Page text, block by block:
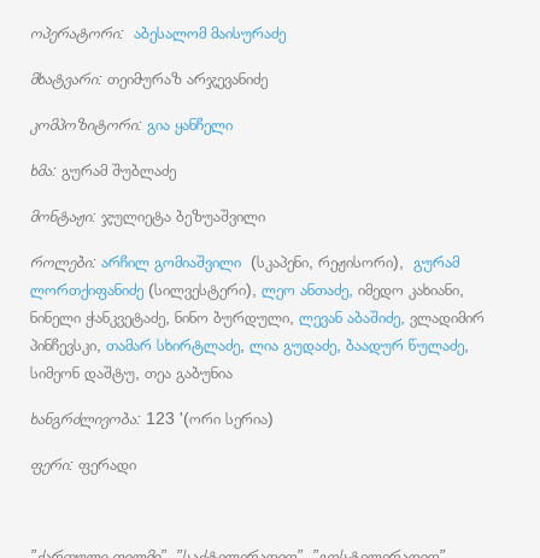
ოპერატორი: აბესალომ მაისურაძე
მხატვარი: თეიმურაზ არჯევანიძე
კომპოზიტორი: გია ყანჩელი
ხმა: გურამ შუბლაძე
მონტაჟი: ჯულიეტა ბეზუაშვილი
როლები: არჩილ გომიაშვილი (სკაპენი, რეჟისორი), გურამ
ლორთქიფანიძე (სილვესტერი), ლეო ანთაძე, იმედო კახიანი,
ნინელი ჭანკვეტაძე, ნინო ბურდული, ლევან აბაშიძე, ვლადიმირ
პინჩევსკი, თამარ სხირტლაძე ლია გუდაძე, ბაადურ წულაძე
სიმეონ დაშტუ, თეა გაბუნია
ხანგრძლივობა: 123 '(ორი სერია)
ფერი: ფერადი